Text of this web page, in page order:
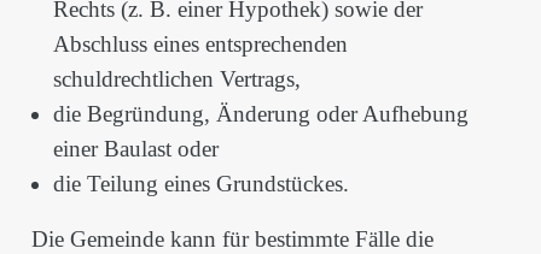
Rechts (z. B. einer Hypothek) sowie der
Abschluss eines entsprechenden
schuldrechtlichen Vertrags,
die Begründung, Änderung oder Aufhebung
einer Baulast oder
die Teilung eines Grundstückes.
Die Gemeinde kann für bestimmte Fälle die